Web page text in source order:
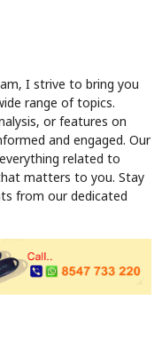
I strive to bring you
range of topics.
or features on
and engaged. Our
related to
matters to you. Stay
from our dedicated